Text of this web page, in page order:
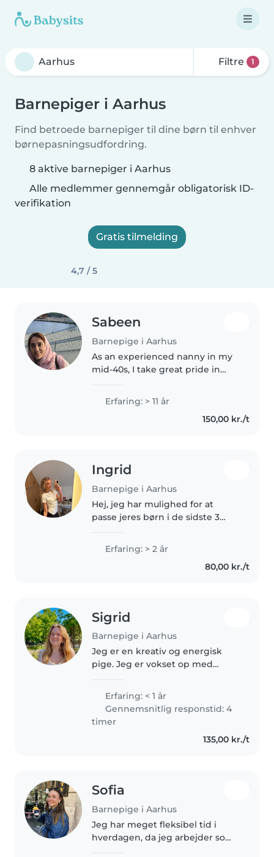
Filtre 1
Barnepiger i Aarhus
Find betroede barnepiger til dine børn til enhver
børnepasningsudfordring.
8 aktive barnepiger i Aarhus
Alle medlemmer gennemgår obligatorisk ID-
verifikation
Gratis tilmelding
4,7 / 5
Sabeen
Barnepige i Aarhus
As an experienced nanny in my
mid-40s, I take great pride in
enriching environment for
children. With over 11 years of
experience caring for toddlers,
Erfaring: > 11 år
150,00 kr./t
Ingrid
Barnepige i Aarhus
Hej, jeg har mulighed for at
passe jeres børn i de sidste 3
videre på efterskole efter
sommeren er slut. Jeg er kreativ,
omsorgsfuld, rolig, elsker at..
Erfaring: > 2 år
80,00 kr./t
Sigrid
Barnepige i Aarhus
Jeg er en kreativ og energisk
pige. Jeg er vokset op med
kusiner som jeg har passet og
leget med mange år. Jeg sætter
stor fokus på så vidt muligt at
Erfaring: < 1 år
Gennemsnitlig responstid: 4
timer
135,00 kr./t
Sofia
Barnepige i Aarhus
Jeg har meget fleksibel tid i
hverdagen, da jeg arbejder som